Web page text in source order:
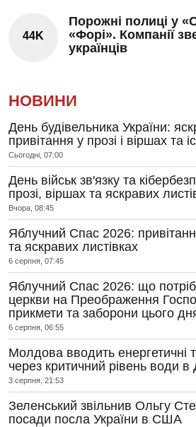
44K
Порожні полиці у
«Форі». Компанії
українців
НОВИНИ
День будівельника України:
привітання у прозі і віршах та
Сьогодні, 07:00
День військ зв'язку та
прозі, віршах та яскравих
Вчора, 08:45
Яблучний Спас 2026:
та яскравих листівках
6 серпня, 07:45
Яблучний Спас 2026: що
церкви на Преображення
прикмети та заборони цього
6 серпня, 06:55
Молдова вводить енергетичні
через критичний рівень води в
3 серпня, 21:53
Зеленський звільнив Ольгу
посади посла України в США